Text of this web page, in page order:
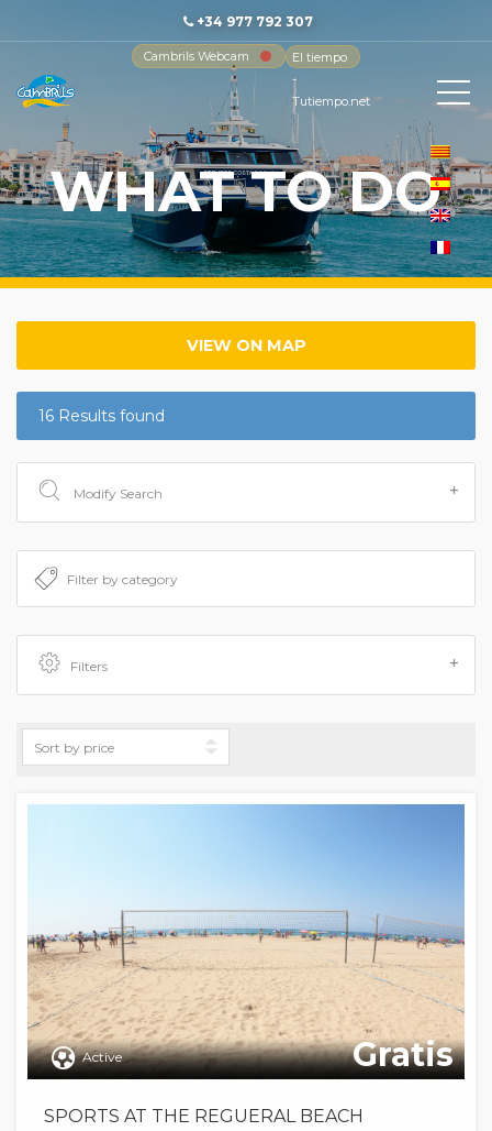
+34 977 792 307
Cambrils Webcam
El tiempo
-
Tutiempo.net
WHAT TO DO
VIEW ON MAP
16 Results found
Modify Search
Filters
Active Gratis
SPORTS AT THE REGUERAL BEACH